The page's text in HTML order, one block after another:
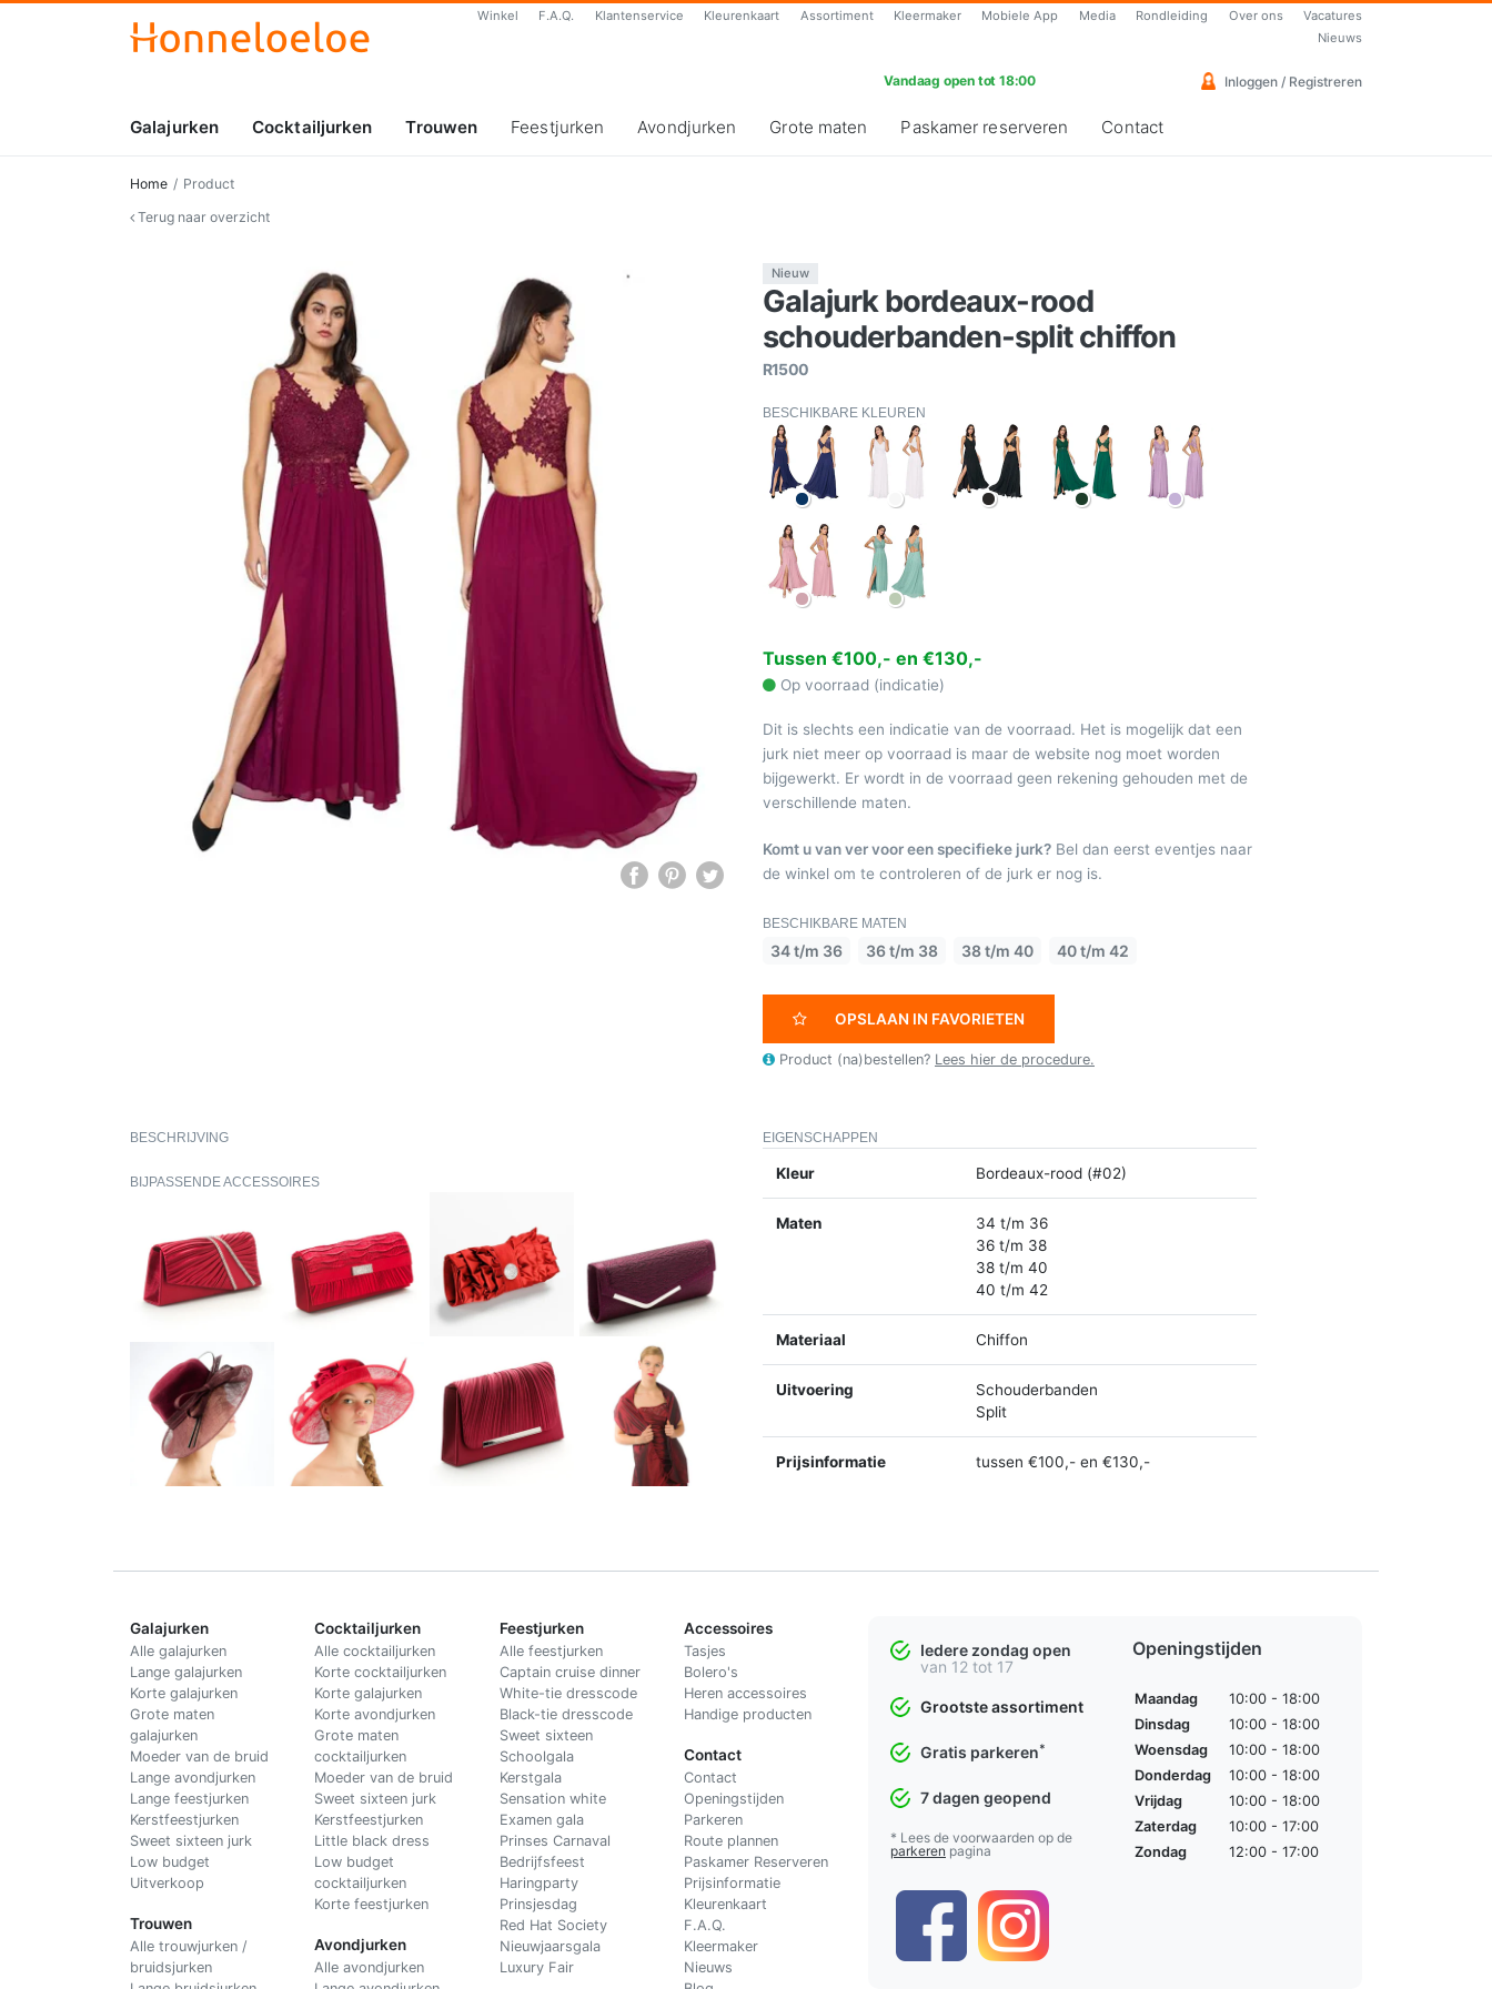
Winkel F.A.Q. Klantenservice Kleurenkaart Assortiment Kleermaker Mobiele App Media Rondleiding Over ons
Vacatures
Nieuws
Vandaag open tot 18:00 Inloggen / Registreren
Galajurken Cocktailjurken Trouwen Feestjurken Avondjurken Grote maten Paskamer reserveren Contact
Home
Product
Terug naar overzicht
Nieuw
Galajurk bordeaux-rood
schouderbanden-split chiffon
R1500
BESCHIKBARE KLEUREN
Tussen €100,- en €130,-
Op voorraad (indicatie)
Dit is slechts een indicatie van de voorraad. Het is mogelijk dat een
jurk niet meer op voorraad is maar de website nog moet worden
bijgewerkt. Er wordt in de voorraad geen rekening gehouden met de
verschillende maten.
Komt u van ver voor een specifieke jurk? Bel dan eerst eventjes naar
de winkel om te controleren of de jurk er nog is.
BESCHIKBARE MATEN
34 t/m 36 36 t/m 38 38 t/m 40 40 t/m 42
OPSLAAN IN FAVORIETEN
Product (na)bestellen? Lees hier de procedure.
BESCHRIJVING
BIJPASSENDE ACCESSOIRES
EIGENSCHAPPEN
Kleur Bordeaux-rood (#02)
Maten
34 t/m 36
36 t/m 38
38 t/m 40
40 t/m 42
Materiaal Chiffon
Uitvoering
Schouderbanden
Split
Prijsinformatie tussen €100,- en €130,-
Galajurken
Alle galajurken
Lange galajurken
Korte galajurken
Grote maten
galajurken
Moeder van de bruid
Lange avondjurken
Lange feestjurken
Kerstfeestjurken
Sweet sixteen jurk
Low budget
Uitverkoop
Trouwen
Alle trouwjurken /
bruidsjurken
Cocktailjurken
Alle cocktailjurken
Korte cocktailjurken
Korte galajurken
Korte avondjurken
Grote maten
cocktailjurken
Moeder van de bruid
Sweet sixteen jurk
Kerstfeestjurken
Little black dress
Low budget
cocktailjurken
Korte feestjurken
Avondjurken
Alle avondjurken
Feestjurken
Alle feestjurken
Captain cruise dinner
White-tie dresscode
Black-tie dresscode
Sweet sixteen
Schoolgala
Kerstgala
Sensation white
Examen gala
Prinses Carnaval
Bedrijfsfeest
Haringparty
Prinsjesdag
Red Hat Society
Nieuwjaarsgala
Luxury Fair
Accessoires
Tasjes
Bolero's
Heren accessoires
Handige producten
Contact
Contact
Openingstijden
Parkeren
Route plannen
Paskamer Reserveren
Prijsinformatie
Kleurenkaart
F.A.Q.
Kleermaker
Nieuws
Iedere zondag open
van 12 tot 17
Grootste assortiment
Gratis parkeren*
7 dagen geopend
* Lees de voorwaarden op de
parkeren pagina
Openingstijden
Maandag
10:00 - 18:00
Dinsdag
10:00 - 18:00
Woensdag
10:00 - 18:00
Donderdag
10:00 - 18:00
Vrijdag
10:00 - 18:00
Zaterdag
10:00 - 17:00
Zondag
12:00 - 17:00